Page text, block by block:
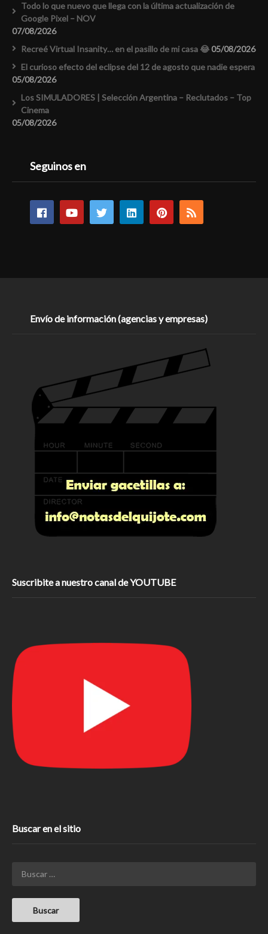
Todo lo que nuevo que llega con la última actualización de
Google Pixel – NOV
07/08/2026
Recreé Virtual Insanity… en el pasillo de mi casa 😂05/08/2026
El curioso efecto del eclipse del 12 de agosto que nadie espera
05/08/2026
Los SIMULADORES | Selección Argentina – Reclutados – Top
Cinema
05/08/2026
Seguinos en
Envío de información (agencias y empresas)
Suscribite a nuestro canal de YOUTUBE
Buscar en el sitio